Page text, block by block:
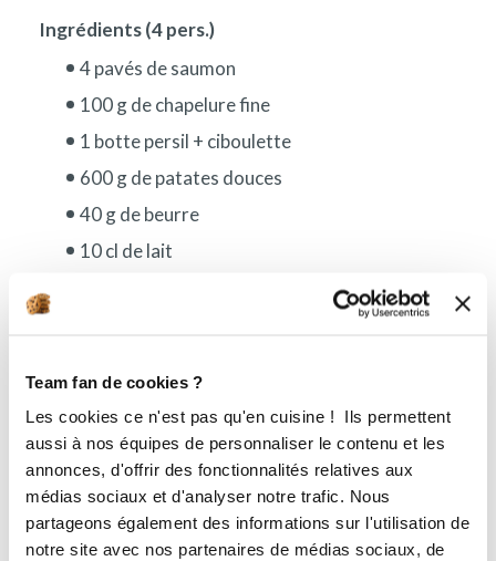
Team fan de cookies ?
Les cookies ce n'est pas qu'en cuisine ! Ils permettent
aussi à nos équipes de personnaliser le contenu et les
annonces, d'offrir des fonctionnalités relatives aux
médias sociaux et d'analyser notre trafic. Nous
partageons également des informations sur l'utilisation de
notre site avec nos partenaires de médias sociaux, de
Ingrédients (4 pers.)
4 pavés de saumon
100 g de chapelure fine
1 botte persil + ciboulette
600 g de patates douces
40 g de beurre
10 cl de lait
sel et le poivre.
Badigeonner les pavés de saumon de
moutarde légère, recouvrir du mélange
chapelure-herbes.
Enfourner 15 min à 180°C.